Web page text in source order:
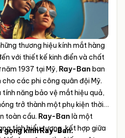
bởi KTV Khúc Xạ BV Mắt
nghiệm cùng trang thiết bị máy
thương hiệu kính mắt hàng
với thiết kế kinh điển và chất
1937 tại Mỹ, Ray-Ban ban
các phi công quân đội Mỹ.
năng bảo vệ mắt hiệu quả,
trở thành một phụ kiện thời
toàn cầu. Ray-Ban là một
tính biểu tượng, kết hợp giữa
gọng kính Ray-Ban: